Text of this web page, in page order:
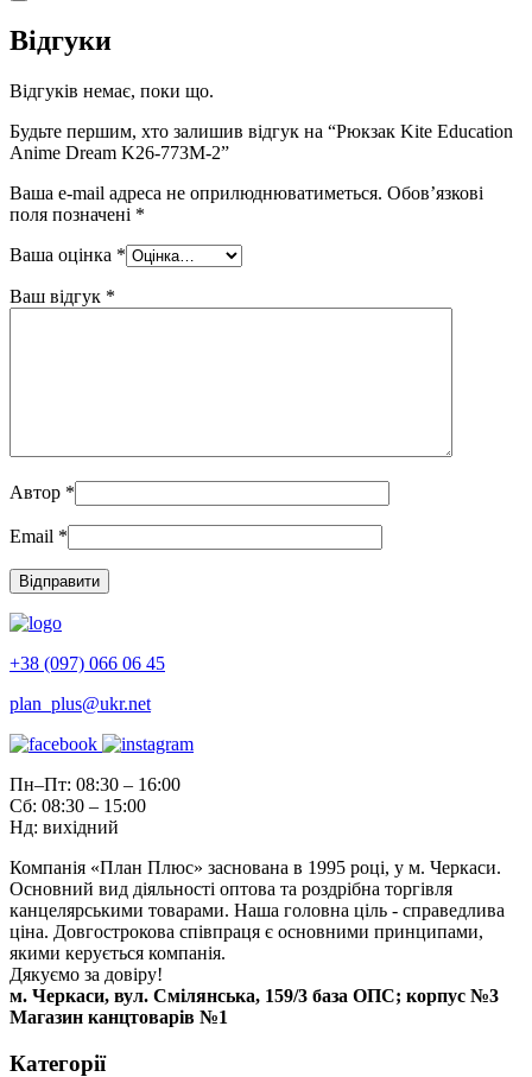
Відгуки
Відгуків немає, поки що.
Будьте першим, хто залишив відгук на “Рюкзак Kite Education
Anime Dream K26-773M-2”
Ваша e-mail адреса не оприлюднюватиметься. Обов’язкові
поля позначені *
Ваша оцінка *
Ваш відгук *
Автор *
Email *
+38 (097) 066 06 45
plan_plus@ukr.net
Пн–Пт: 08:30 – 16:00
Сб: 08:30 – 15:00
Нд: вихідний
Компанія «План Плюс» заснована в 1995 році, у м. Черкаси.
Основний вид діяльності оптова та роздрібна торгівля
канцелярськими товарами. Наша головна ціль - справедлива
ціна. Довгострокова співпраця є основними принципами,
якими керується компанія.
Дякуємо за довіру!
м. Черкаси, вул. Смілянська, 159/3 база ОПС; корпус №3
Магазин канцтоварів №1
Категорії